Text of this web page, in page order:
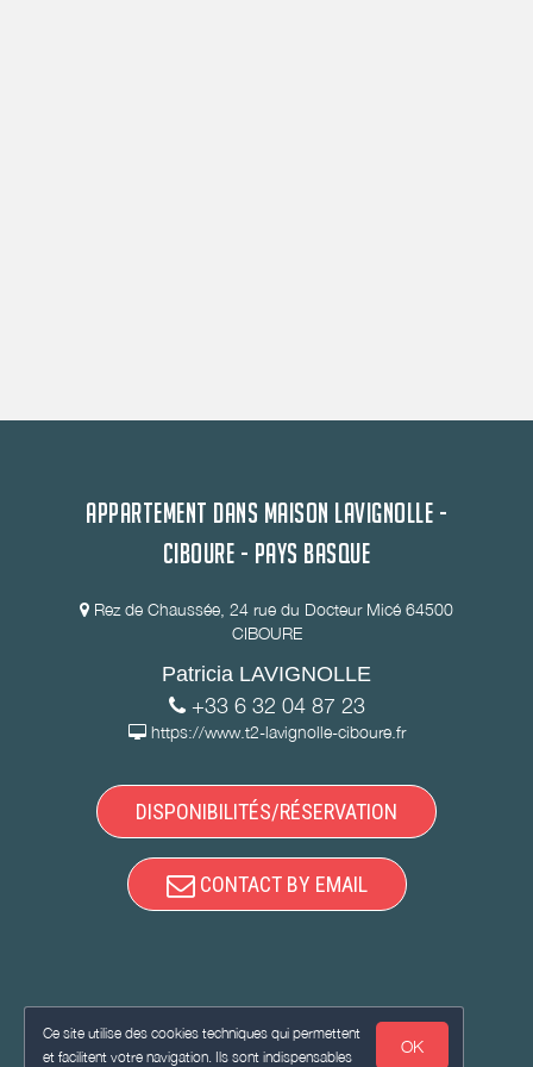
Ce site utilise des cookies techniques qui permettent
et facilitent votre navigation. Ils sont indispensables
OK
APPARTEMENT DANS MAISON LAVIGNOLLE -
CIBOURE - PAYS BASQUE
Rez de Chaussée, 24 rue du Docteur Micé 64500
CIBOURE
Patricia LAVIGNOLLE
+33 6 32 04 87 23
https://www.t2-lavignolle-ciboure.fr
DISPONIBILITÉS/RÉSERVATION
CONTACT BY EMAIL